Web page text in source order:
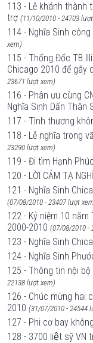
113 - Lễ khánh thành
trợ (11/10/2010 - 24703
114 - Nghĩa Sinh
xem)
115 - Thống Đốc TB
Chicago 2010 để gây
23671 lượt xem)
116 - Phân ưu cùng
Nghĩa Sinh Dấn Thân
117 - Tình thương
118 - Lễ nghĩa trong
23290 lượt xem)
119 - Đi tìm Hạnh Phúc
120 - LỜI CẢM TẠ
121 - Nghĩa Sinh
(07/08/2010 - 23407 lượt
122 - Kỷ niệm 10
2000-2010 (07/08/2010 -
123 - Nghĩa Sinh
124 - Nghĩa Sinh
125 - Thông tin nội
22138 lượt xem)
126 - Chúc mừng hai
2010 (31/07/2010 - 24544
127 - Phi cơ bay
128 - 3700 liệt sỹ VN